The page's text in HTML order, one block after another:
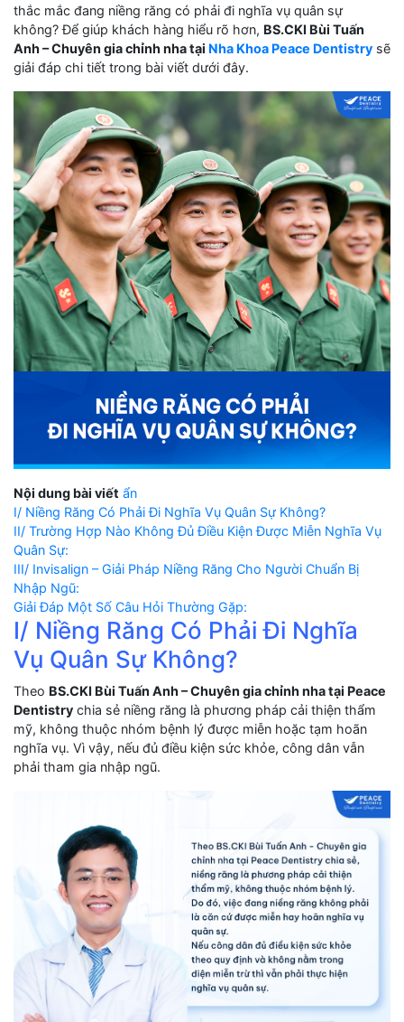
thắc mắc đang niềng răng có phải đi nghĩa vụ quân sự
không? Để giúp khách hàng hiểu rõ hơn, BS.CKI Bùi Tuấn
Anh – Chuyên gia chỉnh nha tại Nha Khoa Peace Dentistry sẽ
giải đáp chi tiết trong bài viết dưới đây.
Nội dung bài viết ẩn
I/ Niềng Răng Có Phải Đi Nghĩa Vụ Quân Sự Không?
II/ Trường Hợp Nào Không Đủ Điều Kiện Được Miễn Nghĩa Vụ
Quân Sự:
III/ Invisalign – Giải Pháp Niềng Răng Cho Người Chuẩn Bị
Nhập Ngũ:
Giải Đáp Một Số Câu Hỏi Thường Gặp:
I/ Niềng Răng Có Phải Đi Nghĩa
Vụ Quân Sự Không?
Theo BS.CKI Bùi Tuấn Anh – Chuyên gia chỉnh nha tại Peace
Dentistry chia sẻ niềng răng là phương pháp cải thiện thẩm
mỹ, không thuộc nhóm bệnh lý được miễn hoặc tạm hoãn
nghĩa vụ. Vì vậy, nếu đủ điều kiện sức khỏe, công dân vẫn
phải tham gia nhập ngũ.